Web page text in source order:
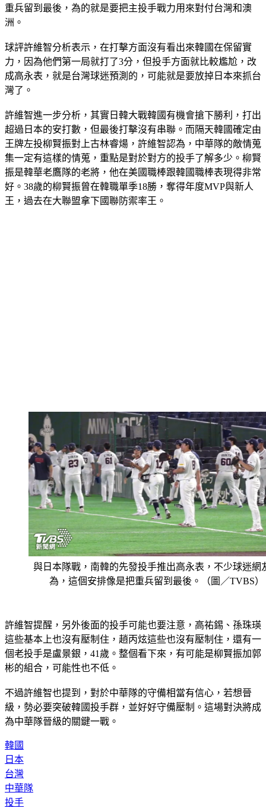
重兵留到最後，為的就是要把主投手戰力用來對付台灣和澳
洲。
球評許維智分析表示，在打擊方面沒有看出來韓國在保留實
力，因為他們第一局就打了3分，但投手方面就比較尷尬，改
成高永表，就是台灣球迷預測的，可能就是要放掉日本來抓台
灣了。
許維智進一步分析，其實日韓大戰韓國有機會搶下勝利，打出
超過日本的安打數，但最後打擊沒有串聯。而隔天韓國確定由
王牌左投柳賢振對上古林睿煬，許維智認為，中華隊的敵情蒐
集一定有這樣的情蒐，重點是對於對方的投手了解多少。柳賢
振是韓華老鷹隊的老將，他在美國職棒跟韓國職棒表現得非常
好。38歲的柳賢振曾在韓職單季18勝，奪得年度MVP與新人
王，過去在大聯盟拿下國聯防禦率王。
與日本隊戰，南韓的先發投手推出高永表，不少球迷網
為，這個安排像是把重兵留到最後。（圖／TVBS）
許維智提醒，另外後面的投手可能也要注意，高祐錫、孫珠瑛
這些基本上也沒有壓制住，趙丙炫這些也沒有壓制住，還有一
個老投手是盧景銀，41歲。整個看下來，有可能是柳賢振加郭
彬的組合，可能性也不低。
不過許維智也提到，對於中華隊的守備相當有信心，若想晉
級，勢必要突破韓國投手群，並好好守備壓制。這場對決將成
為中華隊晉級的關鍵一戰。
韓國
日本
台灣
中華隊
投手